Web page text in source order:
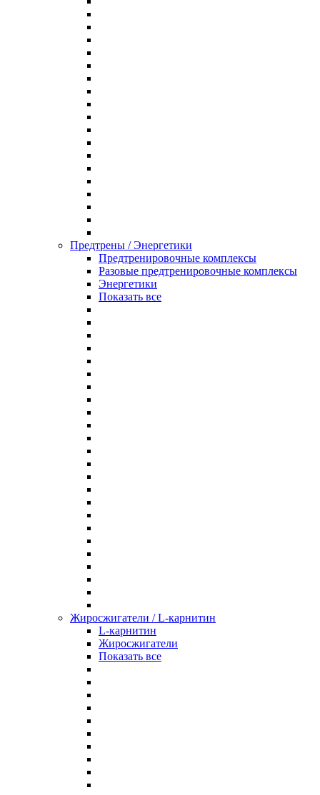
Предтрены / Энергетики
Предтренировочные комплексы
Разовые предтренировочные комплексы
Энергетики
Показать все
Жиросжигатели / L-карнитин
L-карнитин
Жиросжигатели
Показать все